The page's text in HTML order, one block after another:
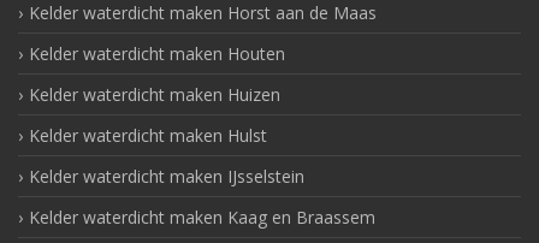
Kelder waterdicht maken Horst aan de Maas
Kelder waterdicht maken Houten
Kelder waterdicht maken Huizen
Kelder waterdicht maken Hulst
Kelder waterdicht maken IJsselstein
Kelder waterdicht maken Kaag en Braassem